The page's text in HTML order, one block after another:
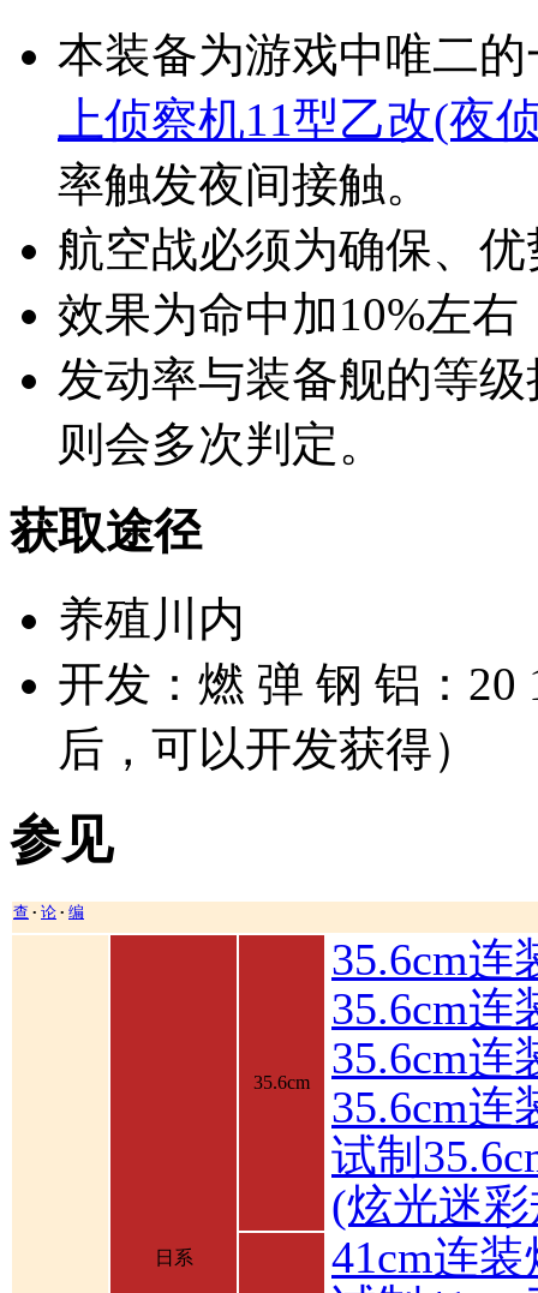
本装备为游戏中唯二
上侦察机11型乙改(夜
率触发夜间接触。
航空战必须为确保、
效果为命中加10%左
发动率与装备舰的等
则会多次判定。
获取途径
养殖川内
开发：燃 弹 钢 铝：20
后，可以开发获得）
参见
查 • 论 • 编
日系
35.6cm
35.6cm连
35.6cm连
35.6cm连
35.6cm连
试制
(炫光迷
41cm连装